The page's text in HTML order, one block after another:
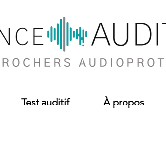
Test auditif À propos